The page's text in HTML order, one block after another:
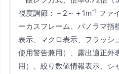
視度調節：－2～＋1m-1 ファ
ーカスフレーム、パノラマ指
表示、マクロ表示、フラッシ
使用警告兼用）、露出適正外
用）、絞り数値情報表示、シ